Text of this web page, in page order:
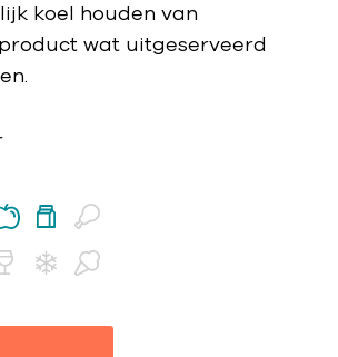
koel houden van
wat uitgeserveerd